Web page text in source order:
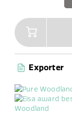
renforcés la
pour le
jusqu'à 14
compagnon
bricolage en
Exporter